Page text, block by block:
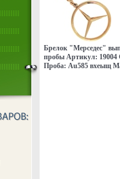
Брелок "Мерседес"
пробы Артикул: 19004
Проба: Au585 вхеыщ